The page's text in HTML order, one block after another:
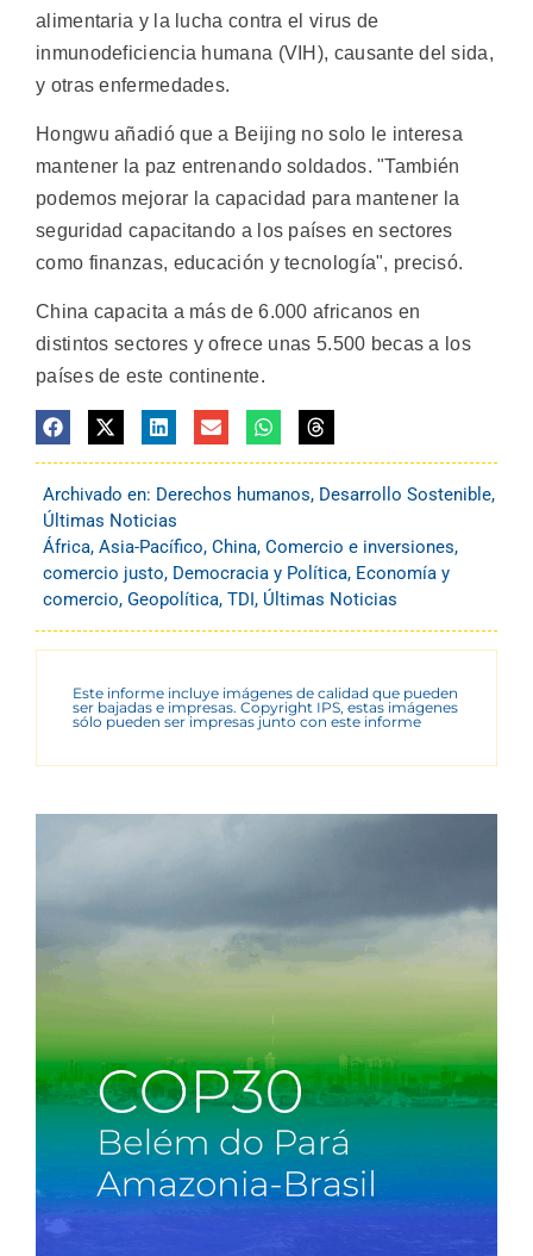
alimentaria y la lucha contra el virus de
inmunodeficiencia humana (VIH), causante del sida,
y otras enfermedades.
Hongwu añadió que a Beijing no solo le interesa
mantener la paz entrenando soldados. "También
podemos mejorar la capacidad para mantener la
seguridad capacitando a los países en sectores
como finanzas, educación y tecnología", precisó.
China capacita a más de 6.000 africanos en
distintos sectores y ofrece unas 5.500 becas a los
países de este continente.
Archivado en: Derechos humanos, Desarrollo Sostenible,
Últimas Noticias
África, Asia-Pacífico, China, Comercio e inversiones,
comercio justo, Democracia y Política, Economía y
comercio, Geopolítica, TDI, Últimas Noticias
Este informe incluye imágenes de calidad que pueden
ser bajadas e impresas. Copyright IPS, estas imágenes
sólo pueden ser impresas junto con este informe